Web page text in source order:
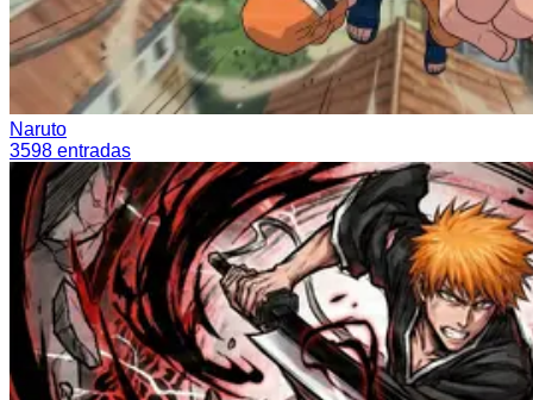
Naruto
3598 entradas